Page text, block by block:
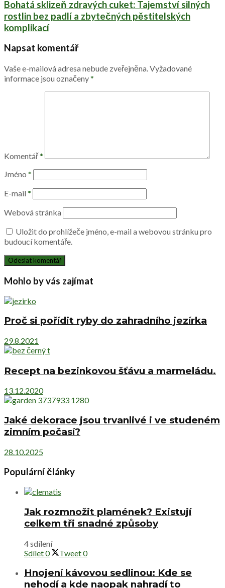
Bohatá sklizeň zdravých cuket: Tajemství silných
rostlin bez padlí a zbytečných pěstitelských
komplikací
Napsat komentář
Vaše e-mailová adresa nebude zveřejněna.Vyžadované
informace jsou označeny*
Komentář*
Jméno *
E-mail *
Webová stránka
Uložit do prohlížeče jméno, e-mail a webovou stránku pro
budoucí komentáře.
Mohlo by vás zajímat
Proč si pořídit ryby do zahradního jezírka
29.8.2021
Recept na bezinkovou šťávu a marmeládu.
13.12.2020
Jaké dekorace jsou trvanlivé i ve studeném
zimním počasí?
28.10.2025
Populární články
Jak rozmnožit plamének? Existují
celkem tři snadné způsoby
4 sdílení
Sdílet0 Tweet0
Hnojení kávovou sedlinou: Kde se
nehodí a kde naopak nahradí to